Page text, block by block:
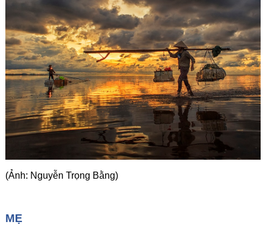
Góc chia sẻ
Liên hệ
Tìm kiếm
(Ảnh: Nguyễn Trọng Bằng)
MẸ